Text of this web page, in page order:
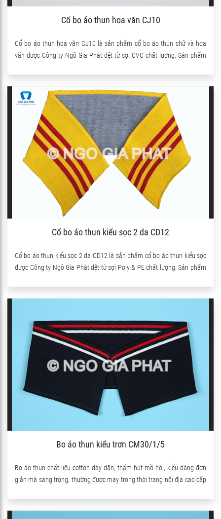
Cổ bo áo thun hoa văn CJ10
Cổ bo áo thun hoa văn CJ10 là sản phẩm cổ bo áo thun chữ và hoa
văn được Công ty Ngô Gia Phát dệt từ sợi CVC chất lượng. Sản phẩm
Cổ bo áo thun kiểu sọc 2 da CD12
Cổ bo áo thun kiểu sọc 2 da CD12 là sản phẩm cổ bo áo thun kiểu sọc
được Công ty Ngô Gia Phát dệt từ sợi Poly & PE chất lượng. Sản phẩm
Bo áo thun kiểu trơn CM30/1/5
Bo áo thun chất liệu cotton dày dặn, thấm hút mồ hôi, kiểu dáng đơn
giản mà sang trọng, thường được may trong thời trang nội địa cao cấp